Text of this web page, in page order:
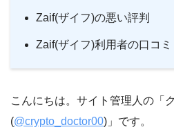
Zaif(ザイフ)の悪い評判
Zaif(ザイフ)利用者の口コミ
こんにちは。サイト管理人の「
(@crypto_doctor00)」です。